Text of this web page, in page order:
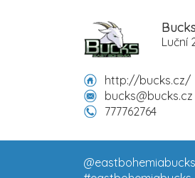
Luční
http://bucks.cz/
bucks@bucks.cz
777762764
@eastbohemiabucks